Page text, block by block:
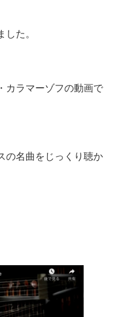
た。
カラマーゾフの動画で
の名曲をじっくり聴か